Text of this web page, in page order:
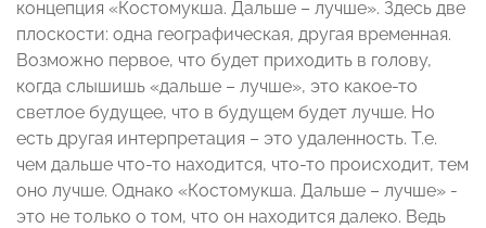
концепция «Костомукша. Дальше – лучше». Здесь две
плоскости: одна географическая, другая временная.
Возможно первое, что будет приходить в голову,
когда слышишь «дальше – лучше», это какое-то
светлое будущее, что в будущем будет лучше. Но
есть другая интерпретация – это удаленность. Т.е.
чем дальше что-то находится, что-то происходит, тем
оно лучше. Однако «Костомукша. Дальше – лучше» -
это не только о том, что он находится далеко. Ведь